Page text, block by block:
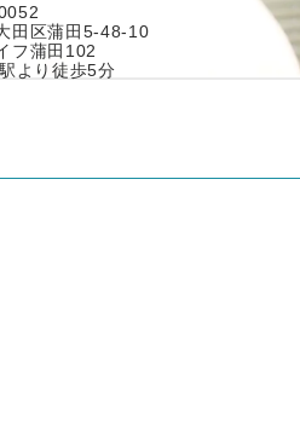
田区蒲田5-48-10
フ蒲田102
より徒歩5分